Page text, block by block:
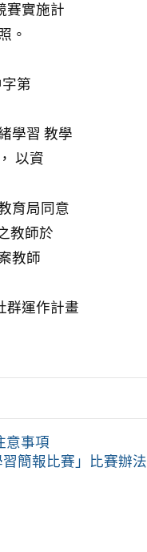
賽實施計
。
第
學習 教學
以資
育局同意
教師於
教師
群運作計畫
意事項
習簡報比賽」比賽辦法